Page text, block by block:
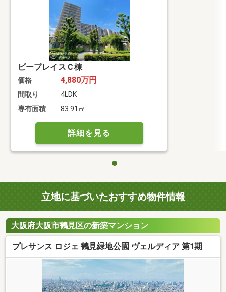
ビープレイスＣ棟
価格 4,880万円
間取り
4LDK
専有面積
83.91㎡
詳細を見る
立地に基づいたおすすめ物件情報
大阪府大阪市鶴見区の新築マンション
プレサンス ロジェ 鶴見緑地公園 ヴェルディア 第1期